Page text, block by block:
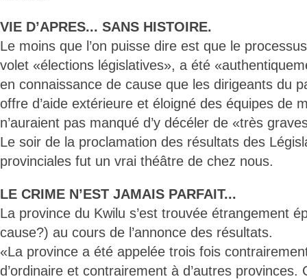
VIE D’APRES... SANS HISTOIRE.
Le moins que l’on puisse dire est que le
volet «élections législatives», a été
en connaissance de cause que les dirigeants du
offre d’aide extérieure et éloigné des équipes de
n’auraient pas manqué d’y décéler de «très
Le soir de la proclamation des résultats des
provinciales fut un vrai théâtre de chez nous.
LE CRIME N’EST JAMAIS PARFAIT...
La province du Kwilu s’est trouvée étrangement
cause?) au cours de l’annonce des résultats.
«La province a été appelée trois fois
d’ordinaire et contrairement à d’autres provinces.